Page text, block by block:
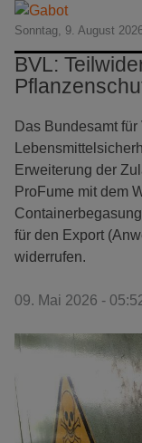
Sonntag, 9. August
BVL:
Das Bundesamt
Erweiterung der
ProFume mit dem
für den Export
widerrufen.
09. Mai 2026 -